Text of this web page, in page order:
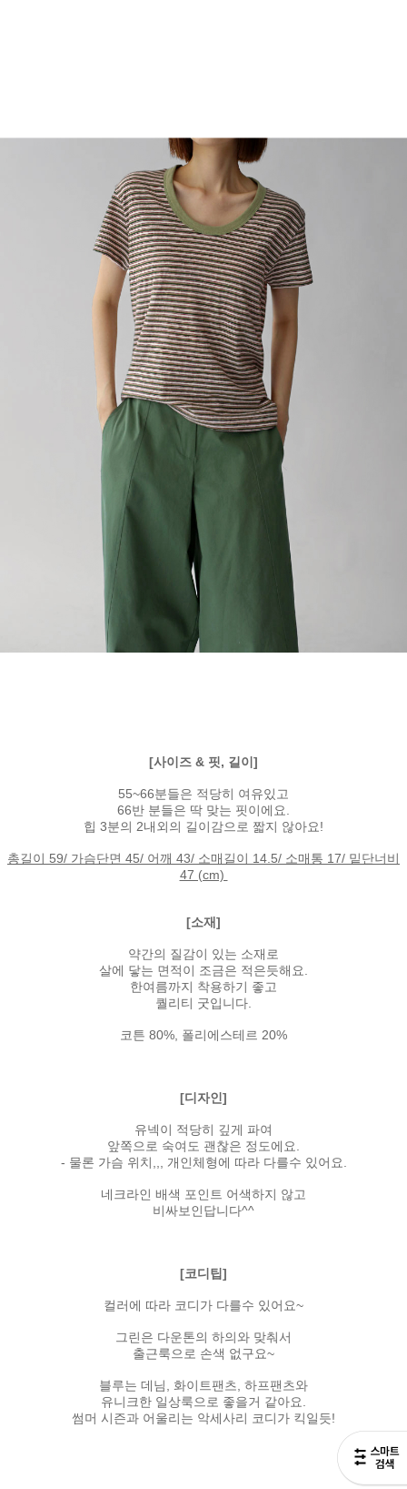
[사이즈 & 핏, 길이]
55~66분들은 적당히 여유있고
66반 분들은 딱 맞는 핏이에요.
힙 3분의 2내외의 길이감으로 짧지 않아요!
총길이 59/ 가슴단면 45/ 어깨 43/ 소매길이 14.5/ 소매통 17/ 밑단너비
47 (cm)
[소재]
약간의 질감이 있는 소재로
살에 닿는 면적이 조금은 적은듯해요.
한여름까지 착용하기 좋고
퀄리티 굿입니다.
코튼 80%, 폴리에스테르 20%
[디자인]
유넥이 적당히 깊게 파여
앞쪽으로 숙여도 괜찮은 정도에요.
- 물론 가슴 위치,,, 개인체형에 따라 다를수 있어요.
네크라인 배색 포인트 어색하지 않고
비싸보인답니다^^
[코디팁]
컬러에 따라 코디가 다를수 있어요~
그린은 다운톤의 하의와 맞춰서
출근룩으로 손색 없구요~
블루는 데님, 화이트팬츠, 하프팬츠와
유니크한 일상룩으로 좋을거 같아요.
썸머 시즌과 어울리는 악세사리 코디가 킥일듯!